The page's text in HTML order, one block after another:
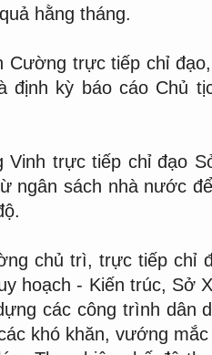
hằng tháng.
Cường trực tiếp chỉ
định kỳ báo cáo Chủ
Vinh trực tiếp chỉ đạo
ngân sách nhà nước
chủ trì, trực tiếp chỉ
hoạch - Kiến trúc, Sở
các công trình dân
khó khăn, vướng